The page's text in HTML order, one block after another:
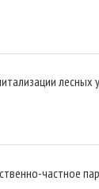
лесных
частное